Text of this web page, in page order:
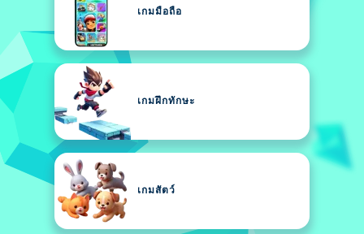
เกมมือถือ
เกมฝึกทักษะ
เกมสัตว์